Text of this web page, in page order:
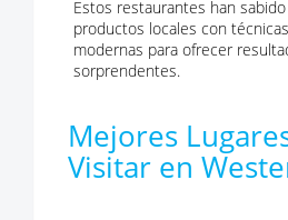
Estos restaurantes han
productos locales con
modernas para ofrecer
sorprendentes.
Mejores
Visitar en